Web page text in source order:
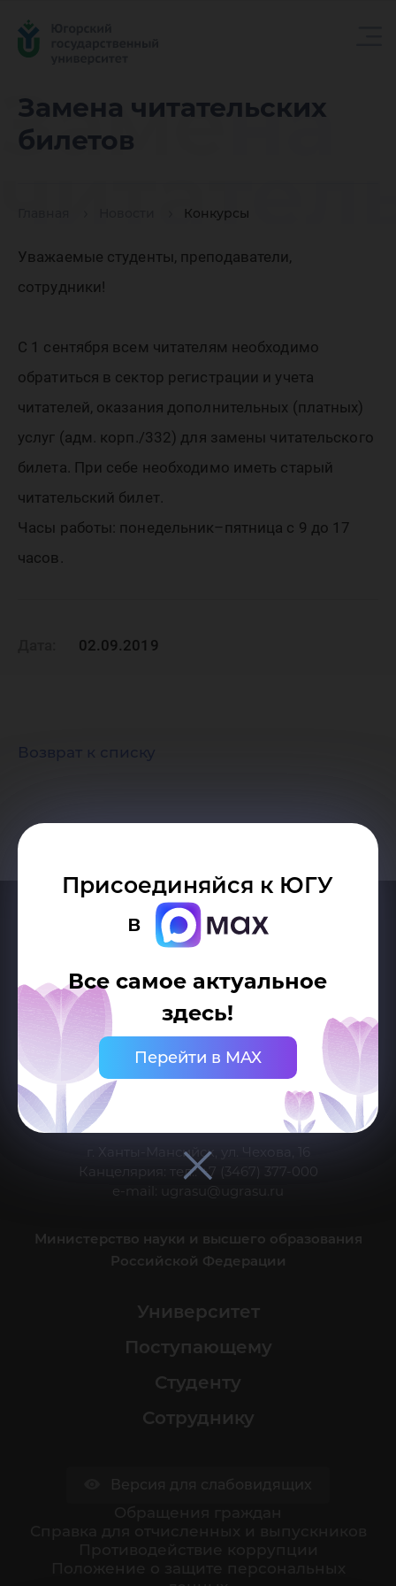
Замена читательских
билетов
Конкурсы
Замена
билетов
Присоединяйся к ЮГУ
в
Все самое актуальное
здесь!
Перейти в MAX
Уважаемые студенты, преподаватели,
сотрудники!
С 1 сентября всем читателям необходимо
обратиться в сектор регистрации и учета
читателей, оказания дополнительных (платных)
услуг (адм. корп./332) для замены читательского
билета. При себе необходимо иметь старый
читательский билет.
Часы работы: понедельник–пятница с 9 до 17
часов.
02.09.2019
Возврат к списку
Делитесь новостями об университете с хештегом #ЮГУ
Сведения об образовательной организации
г. Ханты-Мансийск, ул. Чехова, 16
Канцелярия: тел.: +7 (3467) 377-000
e-mail:
ugrasu@ugrasu.ru
Министерство науки и высшего образования
Российской Федерации
Университет
Поступающему
Студенту
Сотруднику